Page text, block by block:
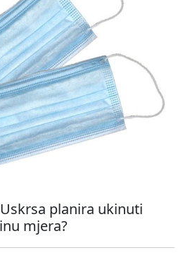
planira ukinuti
mjera?